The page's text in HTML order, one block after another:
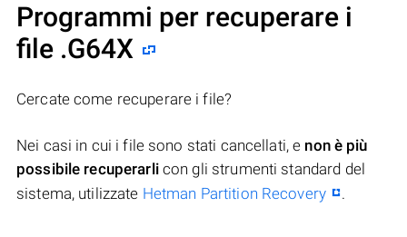
Programmi per recuperare i
file .G64X
Cercate come recuperare i file?
Nei casi in cui i file sono stati cancellati, e non è più
possibile recuperarlicon gli strumenti standard del
sistema, utilizzate Hetman Partition Recovery .